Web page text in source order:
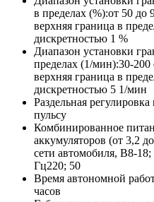
в пределах (%):от 50 до
верхняя граница в
дискретностью 1 %
Диапазон установки
пределах (1/мин):30-
верхняя граница в
дискретностью 5 1/мин
Раздельная
пульсу
Комбинированное
аккумуляторов (от 3,2
сети автомобиля, В8-
Гц220; 50
Время автономной
часов